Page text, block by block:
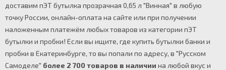
доставим пЭТ бутылка прозрачная 0,65 л "Винная" в любую
точку России, онлайн-оплата на сайте или при получении
наложенным платежём любых товаров из категории пЭТ
бутылки и пробки! Если вы ищите, где купить бутылки банки и
пробки в Екатеринбурге, то вы попали по адресу, в "Русском
Самоделе" более 2 700 товаров в наличии на любой вкус и